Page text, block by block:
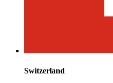
Switzerland